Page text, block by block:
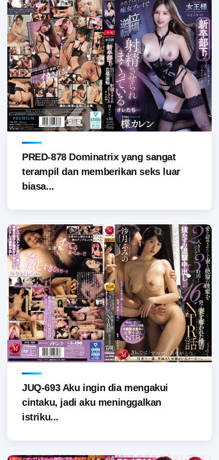
PRED-878 Dominatrix yang sangat
terampil dan memberikan seks luar
biasa...
JUQ-693 Aku ingin dia mengakui
cintaku, jadi aku meninggalkan
istriku...